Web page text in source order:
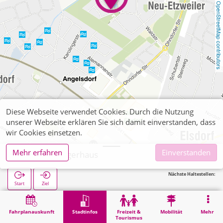
OpenStreetMap contributors
Fahrplanauskunft Stadtinfos
Freizeit &
Tourismus
Mobilität Mehr
Elsdorf, Bürgerhaus
Start Ziel
Nächste Haltestellen:
Stadtinfos Elsdorf, Bürgerhaus
Diese Webseite verwendet Cookies. Durch die Nutzung
unserer Webseite erklären Sie sich damit einverstanden, dass
wir Cookies einsetzen.
Mehr erfahren
Einverstanden